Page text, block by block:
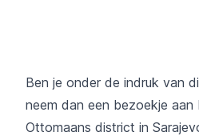
Ben je onder de indruk van
neem dan een bezoekje aan
Ottomaans district in